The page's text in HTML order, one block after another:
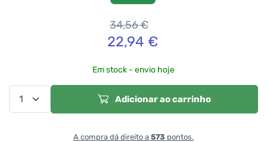
34,56€
22,94 €
Em stock - envio hoje
Adicionar ao carrinho
A compra dá direito a 573 pontos.